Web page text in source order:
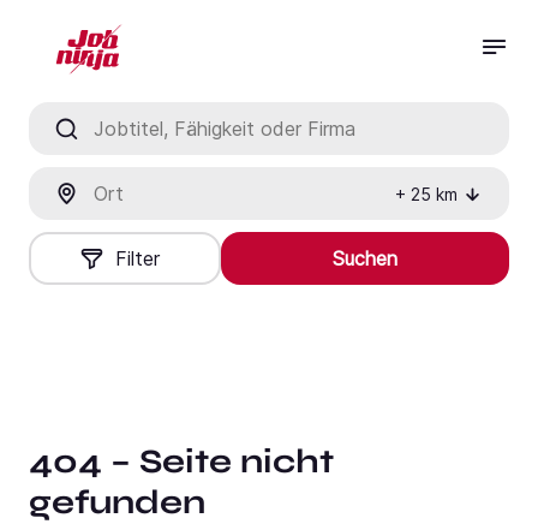
+ 25 km
Filter Suchen
404 – Seite nicht
gefunden